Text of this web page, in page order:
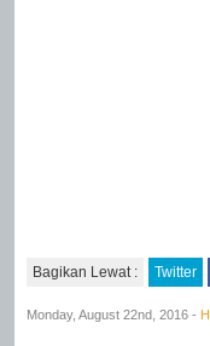
Bagikan Lewat : Twitter
Monday, August 22nd, 2016 -